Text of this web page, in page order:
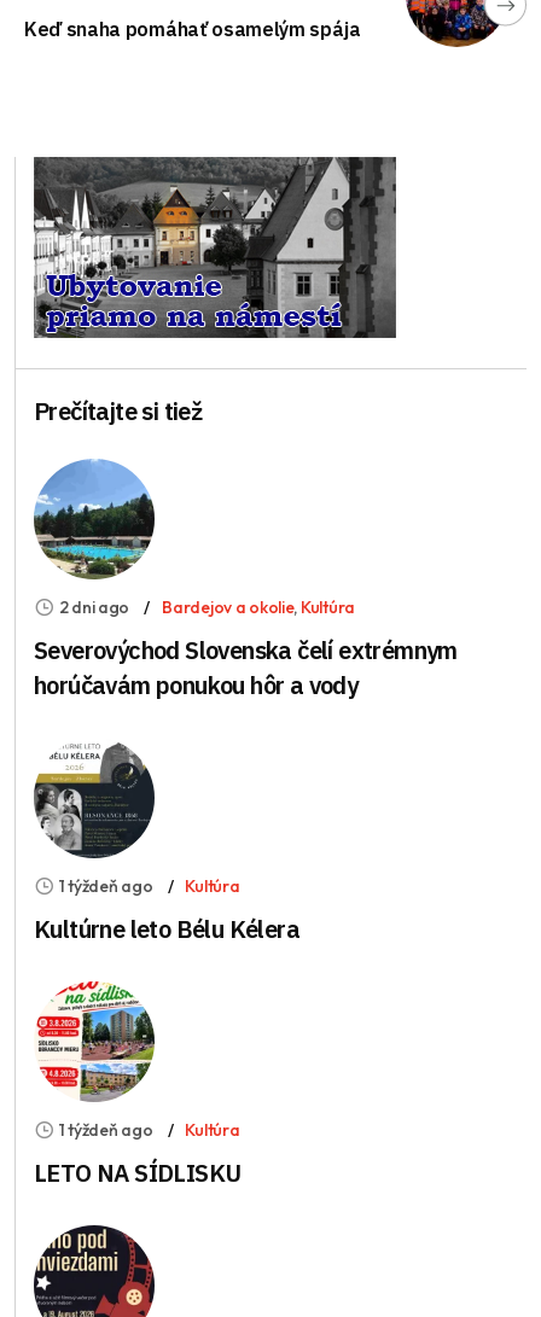
Keď snaha pomáhať osamelým spája
Prečítajte si tiež
2 dni ago Bardejov a okolie, Kultúra
Severovýchod Slovenska čelí extrémnym
horúčavám ponukou hôr a vody
1 týždeň ago Kultúra
Kultúrne leto Bélu Kélera
1 týždeň ago Kultúra
LETO NA SÍDLISKU